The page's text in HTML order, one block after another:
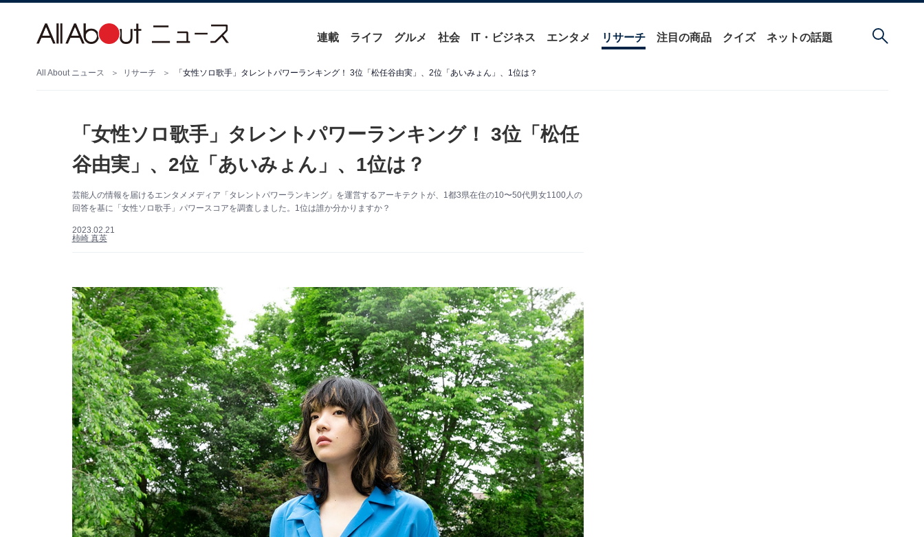
連載 ライフ グルメ 社会 IT・ビジネス エンタメ リサーチ 注目の商品 クイズ ネットの話題
All About ニュース リサーチ 「女性ソロ歌手」タレントパワーランキング！ 3位「松任谷由実」、2位「あいみょん」、1位は？
「女性ソロ歌手」タレントパワーランキング！ 3位「松任
谷由実」、2位「あいみょん」、1位は？
芸能人の情報を届けるエンタメメディア「タレントパワーランキング」を運営するアーキテクトが、1都3県在住の10〜50代男女1100人の
回答を基に「女性ソロ歌手」パワースコアを調査しました。1位は誰か分かりますか？
2023.02.21
柿崎 真英